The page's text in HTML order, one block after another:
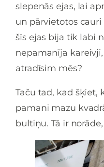
slepenās ejas, lai
un pārvietotos
šīs ejas bija tik labi
nepamanīja
atradīsim mēs?
Taču tad, kad šķiet,
pamani mazu
bultiņu. Tā ir